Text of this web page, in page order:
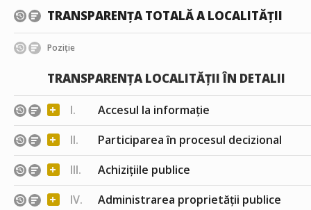
TRANSPARENȚA TOTALĂ A LOCALITĂȚII
Poziție
TRANSPARENȚA LOCALITĂȚII ÎN DETALII
+
I. Accesul la informație
+ II. Participarea în procesul decizional
+ III. Achizițiile publice
+ IV. Administrarea proprietății publice